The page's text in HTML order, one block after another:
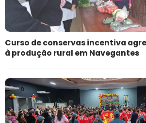
Curso de conservas incentiva
à produção rural em Navegantes